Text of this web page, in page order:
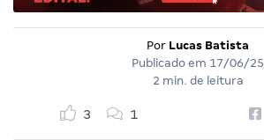
Por Lucas Batista
Publicado em 17/06/25
2 min. de leitura
3 1